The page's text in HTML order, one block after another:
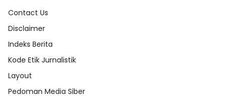
Contact Us
Disclaimer
Indeks Berita
Kode Etik Jurnalistik
Layout
Pedoman Media Siber